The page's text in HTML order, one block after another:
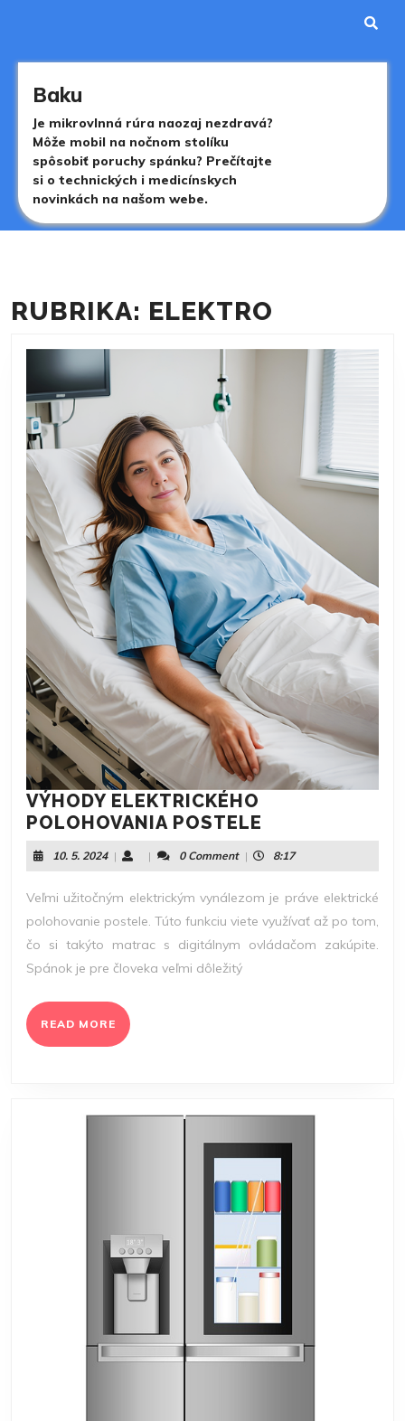
Baku
Je mikrovlnná rúra naozaj nezdravá?
Môže mobil na nočnom stolíku
spôsobiť poruchy spánku? Prečítajte
si o technických i medicínskych
novinkách na našom webe.
RUBRIKA: ELEKTRO
VÝHODY ELEKTRICKÉHO
POLOHOVANIA POSTELE
POLOHOVANIA
10. 5. 202410.
5.
| | 0 Comment | 8:17
Veľmi užitočným elektrickým vynálezom je práve elektrické
polohovanie postele. Túto funkciu viete využívať až po tom,
čo si takýto matrac s digitálnym ovládačom zakúpite.
Spánok je pre človeka veľmi dôležitý
READ MORE READ
MORE